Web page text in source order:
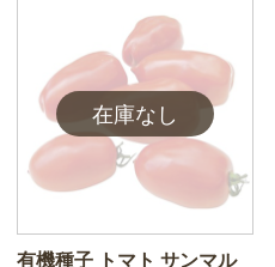
有機種子 トマト サンマル